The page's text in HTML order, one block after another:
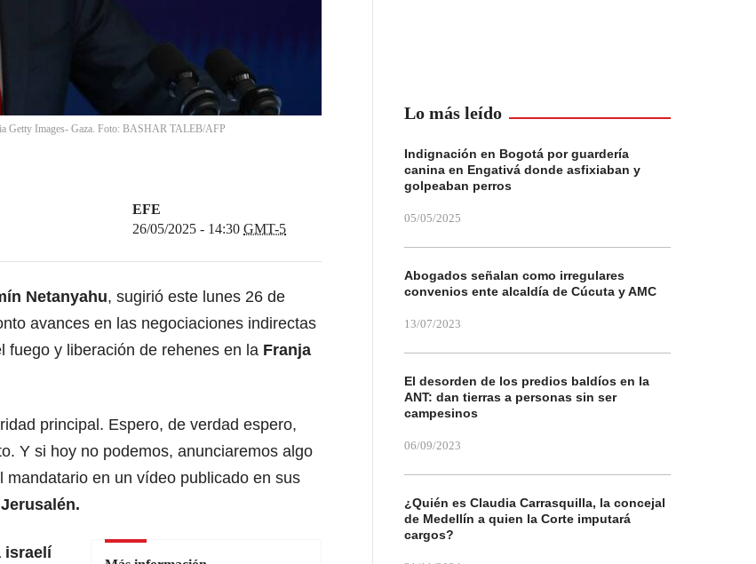
Getty Images- Gaza. Foto: BASHAR TALEB/AFP
EFE
26/05/2025 - 14:30 GMT-5
Netanyahu, sugirió este lunes 26 de
avances en las negociaciones indirectas
fuego y liberación de rehenes en la Franja
principal. Espero, de verdad espero,
Y si hoy no podemos, anunciaremos algo
mandatario en un vídeo publicado en sus
israelí
Lo más leído
Indignación en Bogotá por guardería
canina en Engativá donde asfixiaban y
golpeaban perros
05/05/2025
Abogados señalan como irregulares
convenios ente alcaldía de Cúcuta y AMC
13/07/2023
El desorden de los predios baldíos en la
ANT: dan tierras a personas sin ser
campesinos
06/09/2023
¿Quién es Claudia Carrasquilla, la concejal
de Medellín a quien la Corte imputará
cargos?